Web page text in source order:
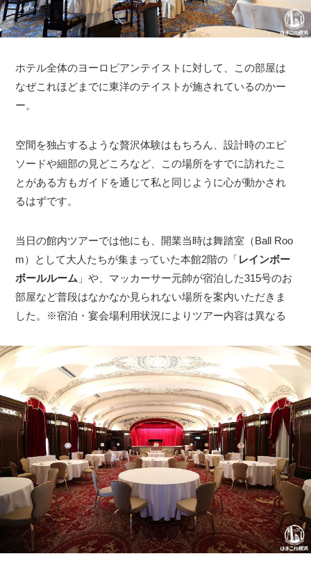
ホテル全体のヨーロピアンテイストに対して、この部屋は
なぜこれほどまでに東洋のテイストが施されているのかー
ー。
空間を独占するような贅沢体験はもちろん、設計時のエピ
ソードや細部の見どころなど、この場所をすでに訪れたこ
とがある方もガイドを通じて私と同じように心が動かされ
るはずです。
当日の館内ツアーでは他にも、開業当時は舞踏室（Ball Roo
m）として大人たちが集まっていた本館2階の「レインボー
ボールルーム 」や、マッカーサー元帥が宿泊した315号のお
部屋など普段はなかなか見られない場所を案内いただきま
した。※宿泊・宴会場利用状況によりツアー内容は異なる